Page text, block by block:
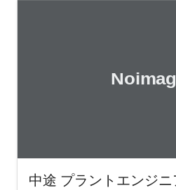
中途 プラントエンジ